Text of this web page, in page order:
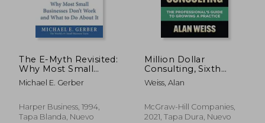
The E-Myth Revisited:
Why Most Small
Businesses Don't
Work and What to do
Michael E. Gerber
Harper Business, 1994,
Tapa Blanda, Nuevo
Million Dollar
Consulting, Sixth
Edition: The
Professional'S Guide
(en Inglés)
Weiss, Alan
McGraw-Hill Companies,
2021, Tapa Dura, Nuevo